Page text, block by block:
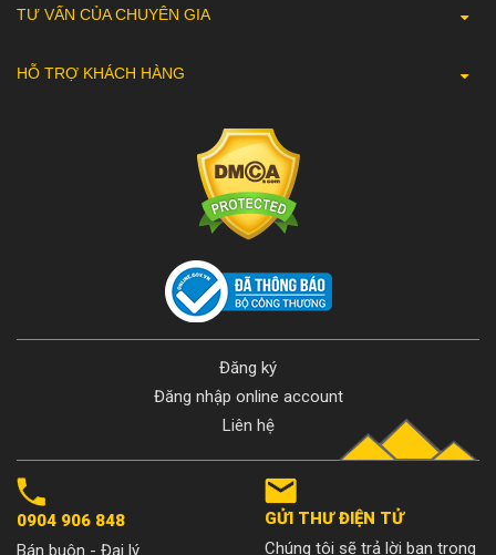
TƯ VẤN CỦA CHUYÊN GIA
HỖ TRỢ KHÁCH HÀNG
Đăng ký
Đăng nhập online account
Liên hệ
0904 906 848
Bán buôn - Đại lý
GỬI THƯ ĐIỆN TỬ
Chúng tôi sẽ trả lời bạn trong